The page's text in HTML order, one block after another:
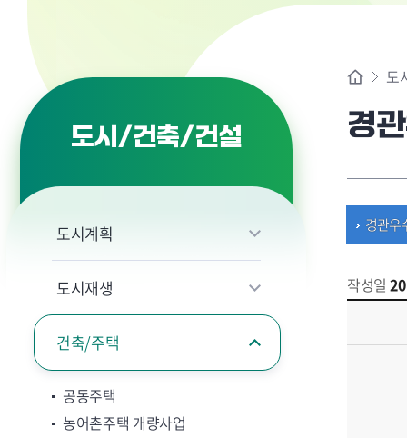
도시/건축/건설
도시계획
도시재생
건축/주택
공동주택
농어촌주택 개량사업
도
경
경관우
작성일